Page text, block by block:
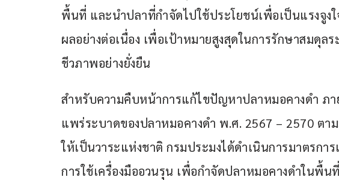
พื้นที่ และนำปลาที่กำจัดไปใช้ประโยชน์เพื่อเป็นแรงจูง
ผลอย่างต่อเนื่อง เพื่อเป้าหมายสูงสุดในการรักษาสมดุล
ชีวภาพอย่างยั่งยืน
สำหรับความคืบหน้าการแก้ไขปัญหาปลาหมอคางดำ ภ
แพร่ระบาดของปลาหมอคางดำ พ.ศ. 2567 – 2570 ต
ให้เป็นวาระแห่งชาติ กรมประมงได้ดำเนินการมาตรกา
การใช้เครื่องมืออวนรุน เพื่อกำจัดปลาหมอคางดำในพื้น